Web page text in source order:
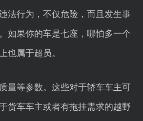
法行为，不仅危险，而且发生事
如果你的车是七座，哪怕多一个
也属于超员。
量等参数。这些对于轿车车主可
货车车主或者有拖挂需求的越野